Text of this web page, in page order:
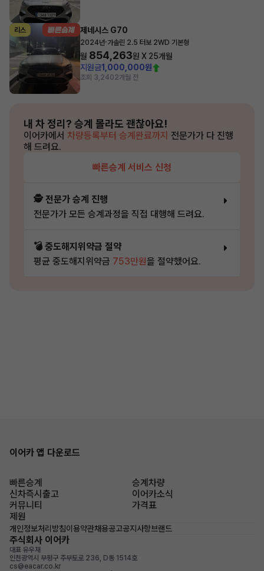
리스 제네시스 G70
2024년·가솔린 2.5 터보 2WD 기본형
월 854,263원 X 25개월
지원금1,000,000원
조회 3,2402개월 전
내 차 정리? 승계 몰라도 괜찮아요!
이어카에서 차량등록부터 승계완료까지 전문가가 다 진행
해 드려요.
빠른승계 서비스 신청
🕵️ 전문가 승계 진행
전문가가 모든 승계과정을 직접 대행해 드려요.
💣 중도해지위약금 절약
평균 중도해지위약금 753만원을 절약했어요.
이어카 앱 다운로드
빠른승계
승계차량
신차즉시출고
이어카소식
커뮤니티
가격표
제원
개인정보처리방침이용약관채용공고공지사항브랜드
주식회사 이어카
대표 유우재
인천광역시 부평구 주부토로 236, D동 1514호
cs@eacar.co.kr